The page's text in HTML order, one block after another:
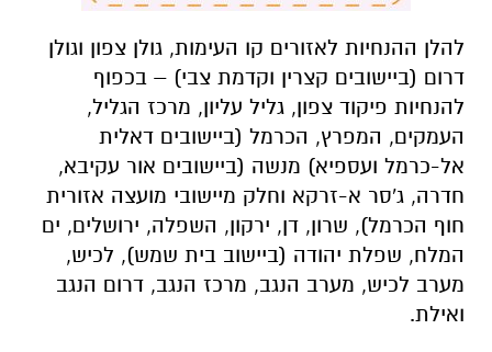
להלן ההנחיות לאזורים קו העימות, גולן צפון וגולן
דרום (ביישובים קצרין וקדמת צבי) – בכפוף
להנחיות פיקוד צפון, גליל עליון, מרכז הגליל,
העמקים, המפרץ, הכרמל (ביישובים דאלית
אל-כרמל ועספיא) מנשה (ביישובים אור עקיבא,
חדרה, ג'סר א-זרקא וחלק מיישובי מועצה אזורית
חוף הכרמל), שרון, דן, ירקון, השפלה, ירושלים, ים
המלח, שפלת יהודה (ביישוב בית שמש), לכיש,
מערב לכיש, מערב הנגב, מרכז הנגב, דרום הנגב
ואילת.